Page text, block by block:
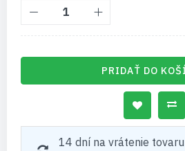
PRIDAŤ DO
14 dní na vrátenie